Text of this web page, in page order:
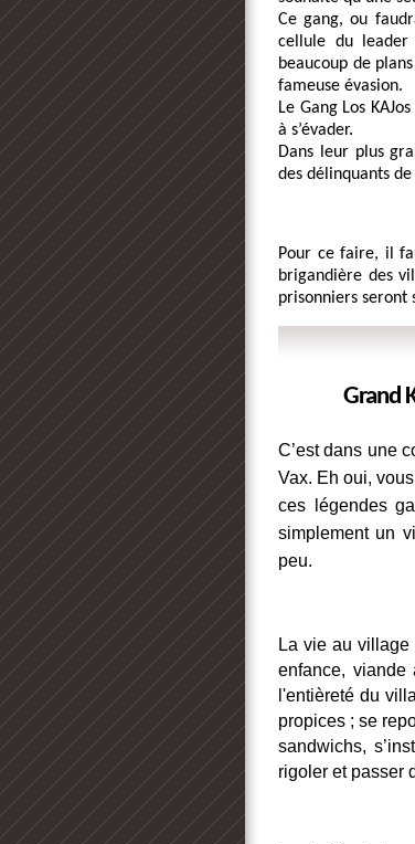
Ce gang, ou
cellule du
beaucoup de
fameuse évasion.
Le Gang Los
à s’évader.
Dans leur plus
des délinquants
Pour ce faire, il
brigandière des
prisonniers seront
Grand
C’est dans une
Vax. Eh oui,
ces légendes
simplement un
peu.
La vie au
enfance,
l'entièreté du
propices ; se
sandwichs,
rigoler et passer